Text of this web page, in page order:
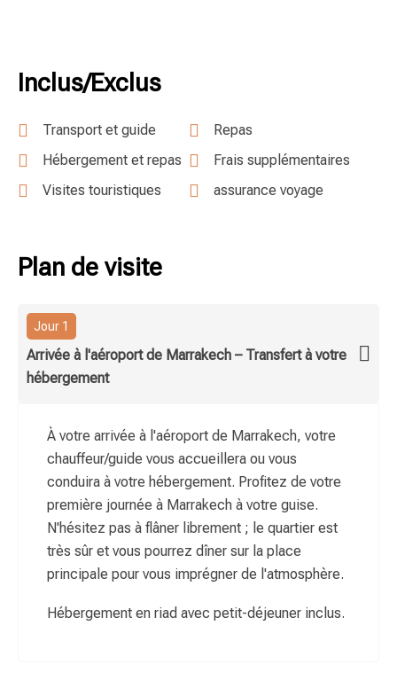
Inclus/Exclus
Transport et guide
Hébergement et repas
Visites touristiques
Repas
Frais supplémentaires
assurance voyage
Plan de visite
Jour 1
Arrivée à l'aéroport de Marrakech – Transfert à votre
hébergement
À votre arrivée à l'aéroport de Marrakech, votre
chauffeur/guide vous accueillera ou vous
conduira à votre hébergement. Profitez de votre
première journée à Marrakech à votre guise.
N'hésitez pas à flâner librement ; le quartier est
très sûr et vous pourrez dîner sur la place
principale pour vous imprégner de l'atmosphère.
Hébergement en riad avec petit-déjeuner inclus.